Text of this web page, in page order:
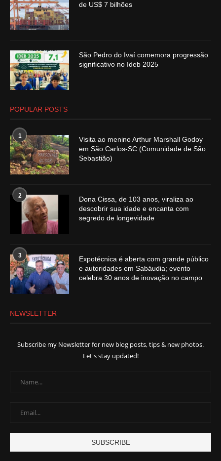
de US$ 7 bilhões
São Pedro do Ivaí comemora progressão
significativo no Ideb 2025
POPULAR POSTS
1
Visita ao menino Arthur Marshall Godoy
em São Carlos-SC (Comunidade de São
Sebastião)
2
Dona Cissa, de 103 anos, viraliza ao
descobrir sua idade e encanta com
segredo de longevidade
3
Expotécnica é aberta com grande público
e autoridades em Sabáudia; evento
celebra 30 anos de inovação no campo
NEWSLETTER
Subscribe my Newsletter for new blog posts, tips & new photos.
Let's stay updated!